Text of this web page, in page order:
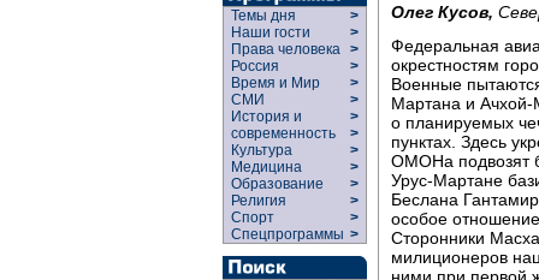
Темы дня
>
Наши гости
>
Права человека >
Россия
>
Время и Мир
>
СМИ
>
История и
современность
>
>
Культура
>
Медицина
>
Образование
>
Религия
>
Спорт
>
Спецпрограммы >
Олег Кусов,
Федеральная
окрестностям
Военные
Мартана и Ачхой-
о планируемых
пунктах. Здесь
ОМОНа подвозят
Урус-Мартане
Беслана
особое
Сторонники
милиционеров
ними при первой